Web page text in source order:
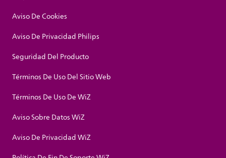
Aviso De Cookies
Aviso De Privacidad Philips
Seguridad Del Producto
Términos De Uso Del Sitio Web
Términos De Uso De WiZ
Aviso Sobre Datos WiZ
Aviso De Privacidad WiZ